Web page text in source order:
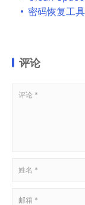
密码恢复工具下载
评论